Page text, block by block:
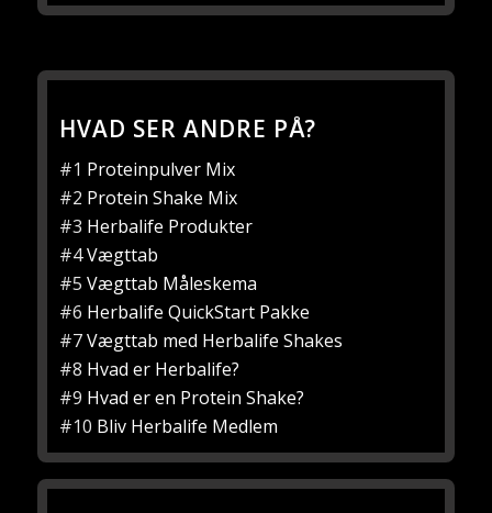
HVAD SER ANDRE PÅ?
#1 Proteinpulver Mix
#2 Protein Shake Mix
#3 Herbalife Produkter
#4Vægttab
#5Vægttab Måleskema
#6 Herbalife QuickStart Pakke
#7Vægttab med Herbalife Shakes
#8 Hvad er Herbalife?
#9 Hvad er en Protein Shake?
#10 Bliv Herbalife Medlem